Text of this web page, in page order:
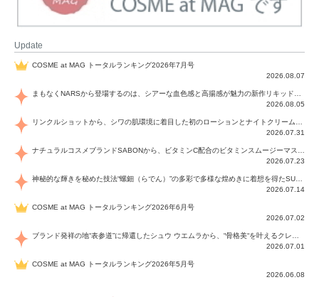
Update
COSME at MAG トータルランキング2026年7月号
2026.08.07
まもなくNARSから登場するのは、シアーな血色感と高揚感が魅力の新作リキッドブラッシュ「インセイシャブル リキッドブラッシュ」と、ゴールデンアワーに染まる空にインスピレーションを得た「アフターグロー リップシャイン」の新色！夏をハックして！
2026.08.05
リンクルショットから、シワの肌環境に着目した初のローションとナイトクリームが登場！デイリーケアで、シワ特有の肌環境を改善し、シワが目立たない肌へと導きます。
2026.07.31
ナチュラルコスメブランドSABONから、ビタミンC配合のビタミンスムージーマスク「ラディアンスマスク」と、ペパーミントにオーガニックハーブを凝縮したジェルの涼感トリートメント美容液「スカルプセラム リフレッシング」が登場！日々のデイリーケアで、過酷な猛暑で疲れた肌や頭皮をサポート、心地よくリフレッシュし、優しく肌を整えます。
2026.07.23
神秘的な輝きを秘めた技法“螺鈿（らでん）”の多彩で多様な煌めきに着想を得たSUQQUの2026 秋 カラーコレクションから登場するのは、艶然と輝くアイシャドウや偏光パールを配したフェイスカラー、繊細なパールの煌めくネイル、そしてそれらを際立てる“朧げな艶”を秘めた新リクイドリップ「ブラー リクイド リップ」。強さを秘めたまろやかな洗練の表情に。
2026.07.14
COSME at MAG トータルランキング2026年6月号
2026.07.02
ブランド発祥の地“表参道”に帰還したシュウ ウエムラから、“骨格美“を叶えるクレヨンタイプのフェイスカラー「スカルプト クレヨン」と、ブランド初のリノベーションで進化した名品アイブロウ「ハード フォーミュラ ハード 10」が登場！
2026.07.01
COSME at MAG トータルランキング2026年5月号
2026.06.08